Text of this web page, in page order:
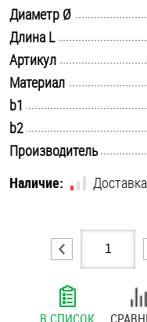
Стопорные
Такелаж
Хомуты
Шайбы
Шпильки
Штифты и
Диаметр Ø
Длина L
Артикул
Материал
b1
b2
Производитель
Наличие: